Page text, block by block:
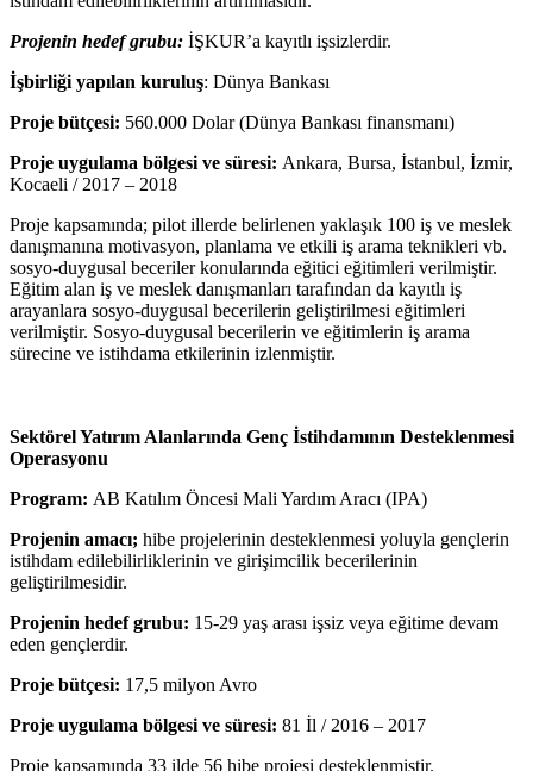
Projenin hedef grubu: İŞKUR’a kayıtlı işsizlerdir.
İşbirliği yapılan kuruluş: Dünya Bankası
Proje bütçesi: 560.000 Dolar (Dünya Bankası finansmanı)
Proje uygulama bölgesi ve süresi: Ankara, Bursa, İstanbul, İzmir,
Kocaeli / 2017 – 2018
Proje kapsamında; pilot illerde belirlenen yaklaşık 100 iş ve meslek
danışmanına motivasyon, planlama ve etkili iş arama teknikleri vb.
sosyo-duygusal beceriler konularında eğitici eğitimleri verilmiştir.
Eğitim alan iş ve meslek danışmanları tarafından da kayıtlı iş
arayanlara sosyo-duygusal becerilerin geliştirilmesi eğitimleri
verilmiştir. Sosyo-duygusal becerilerin ve eğitimlerin iş arama
sürecine ve istihdama etkilerinin izlenmiştir.
Sektörel Yatırım Alanlarında Genç İstihdamının Desteklenmesi
Operasyonu
Program: AB Katılım Öncesi Mali Yardım Aracı (IPA)
Projenin amacı; hibe projelerinin desteklenmesi yoluyla gençlerin
istihdam edilebilirliklerinin ve girişimcilik becerilerinin
geliştirilmesidir.
Projenin hedef grubu: 15-29 yaş arası işsiz veya eğitime devam
eden gençlerdir.
Proje bütçesi: 17,5 milyon Avro
Proje uygulama bölgesi ve süresi: 81 İl / 2016 – 2017
Proje kapsamında 33 ilde 56 hibe projesi desteklenmiştir.